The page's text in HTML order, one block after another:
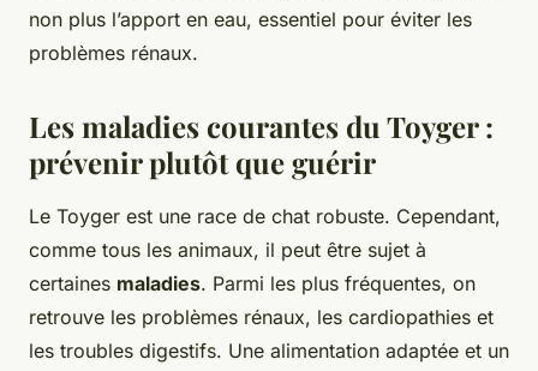
non plus l’apport en eau, essentiel pour éviter les
problèmes rénaux.
Les maladies courantes du Toyger :
prévenir plutôt que guérir
Le Toyger est une race de chat robuste. Cependant,
comme tous les animaux, il peut être sujet à
certaines maladies. Parmi les plus fréquentes, on
retrouve les problèmes rénaux, les cardiopathies et
les troubles digestifs. Une alimentation adaptée et un